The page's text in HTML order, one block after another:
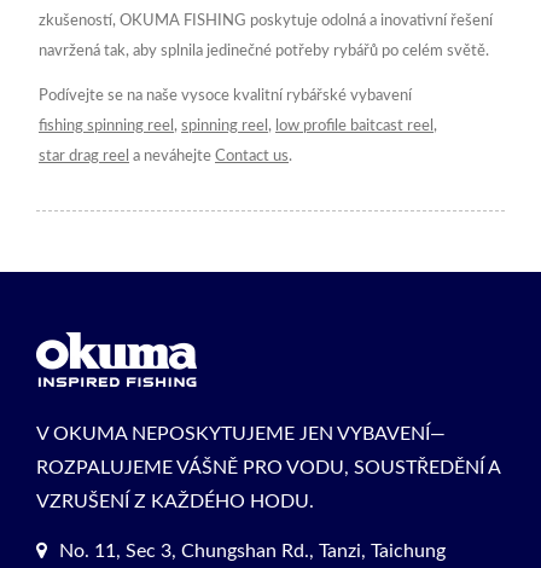
zkušeností, OKUMA FISHING poskytuje odolná a inovativní řešení
navržená tak, aby splnila jedinečné potřeby rybářů po celém světě.
Podívejte se na naše vysoce kvalitní rybářské vybavení
fishing spinning reel , spinning reel , low profile baitcast reel ,
star drag reel a neváhejte Contact us.
V OKUMA NEPOSKYTUJEME JEN VYBAVENÍ—
ROZPALUJEME VÁŠNĚ PRO VODU, SOUSTŘEDĚNÍ A
VZRUŠENÍ Z KAŽDÉHO HODU.
No. 11, Sec 3, Chungshan Rd., Tanzi, Taichung